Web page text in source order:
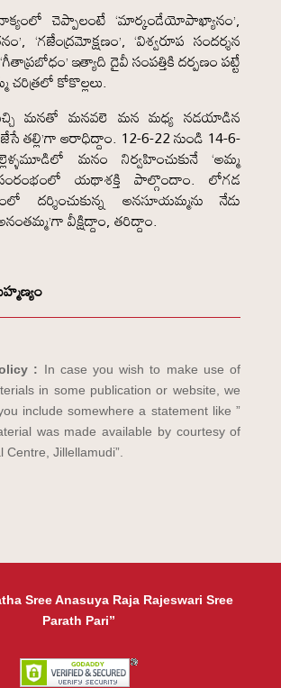
చెప్పాలంటే ‘మార్కండేయోపాఖ్యానం’,
‘గజేంద్రమోక్షణం’, ‘విశ్వరూప సందర్శన
ఇత్యాది దైవీ సంపత్తికి దర్పణం పట్టే
చరిత్రలో కోకొల్లలు.
మనతో మనవలె మన మధ్య నడయాడిన
తల్లి’గా ఆరాధిద్దాం. 12-6-22 నుండి 14-6-
మనం నిర్వహించుకునే ‘అమ్మ
యథాశక్తి పాల్గొందాం. లోగడ
దర్శించుకున్న అనసూయమ్మను నేడు
వీక్షిద్దాం, తరిద్దాం.
: In case you wish to make use of
in some publication or website, we
include somewhere a statement like ”
was made available by courtesy of
Centre, Jillellamudi”.
Sree Anasuya Raja Rajeswari Sree
Parath Pari”